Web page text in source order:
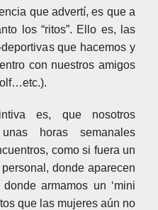
que advertí, es que a
los “ritos”. Ello es, las
que hacemos y
con nuestros amigos
es, que nosotros
horas semanales
como si fuera un
donde aparecen
donde armamos un ‘mini
que las mujeres aún no